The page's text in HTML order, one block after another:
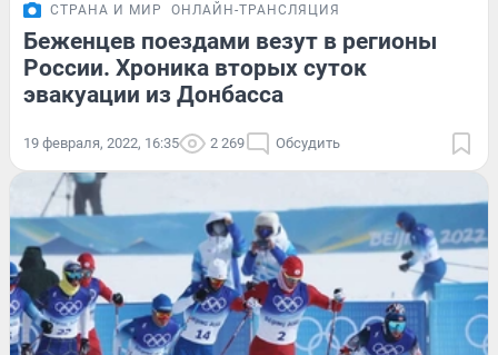
СТРАНА И МИР ОНЛАЙН-ТРАНСЛЯЦИЯ
Беженцев поездами везут в регионы
России. Хроника вторых суток
эвакуации из Донбасса
19 февраля, 2022, 16:35 2 269 Обсудить